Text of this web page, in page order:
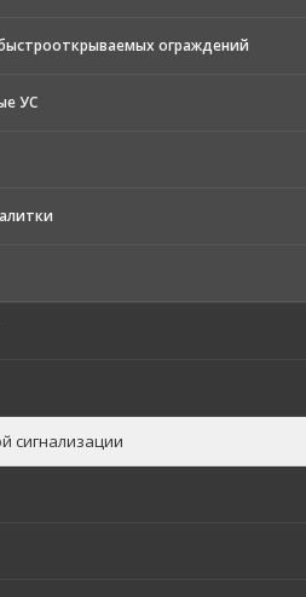
ограждений
УС
сигнализации